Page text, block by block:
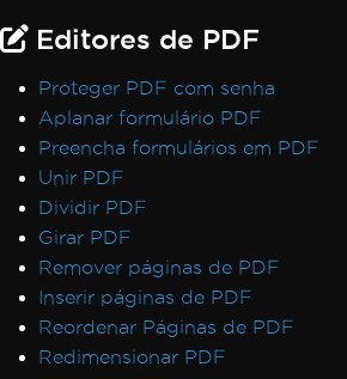
Editores de PDF
Proteger PDF com senha
Aplanar formulário PDF
Preencha formulários em PDF
Unir PDF
Dividir PDF
Girar PDF
Remover páginas de PDF
Inserir páginas de PDF
Reordenar Páginas de PDF
Redimensionar PDF